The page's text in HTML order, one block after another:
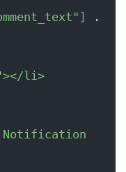
]
li>
Notification